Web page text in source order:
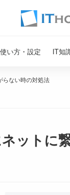
使い方・設定 IT知
ない時の対処法
ットに